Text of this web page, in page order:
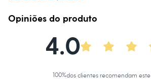
Saídas de praia
Blusas e Camisetas
A gente se encontra na C&A! ❤
Informacoes gerais:
Marcas: Bourjois
Opiniões do produto
4.0
100%dos clientes recomendam